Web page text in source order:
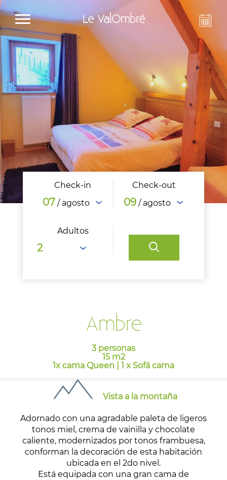
Le ValOmbré
Check-in
07 / agosto
Check-out
09 / agosto
Adultos
Ambre
3 personas
15 m2
1x cama Queen
1 x Sofá cama
Vista a la montaña
Adornado con una agradable paleta de ligeros
tonos miel, crema de vainilla y chocolate
caliente, modernizados por tonos frambuesa,
conforman la decoración de esta habitación
ubicada en el 2do nivel.
Está equipada con una gran cama de